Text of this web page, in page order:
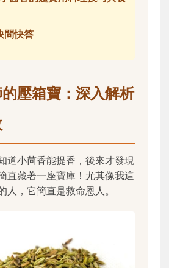
問快答
壓箱寶：深入解析
道小茴香能提香，後來才發現
直藏著一座寶庫！尤其像我這
人，它簡直是救命恩人。